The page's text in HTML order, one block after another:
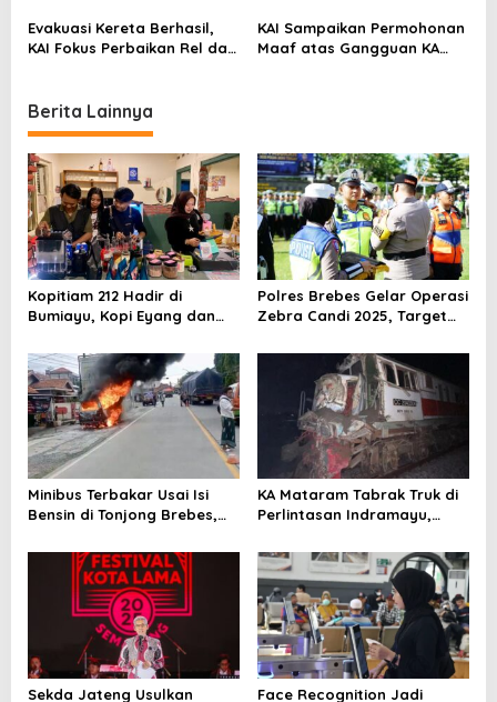
n
Blora
Evakuasi Kereta Berhasil,
KAI Fokus Perbaikan Rel dan
KAI Sampaikan Permohonan
Maaf atas Gangguan KA
Berita Lainnya
Kopitiam 212 Hadir di
Bumiayu, Kopi Eyang dan
Polres Brebes Gelar Operasi
Zebra Candi 2025, Target
Pelanggaran Lalu Lintas
Minibus Terbakar Usai Isi
Bensin di Tonjong Brebes,
KA Mataram Tabrak Truk di
Perlintasan Indramayu,
Perjalanan Terganggu
Sekda Jateng Usulkan
Face Recognition Jadi